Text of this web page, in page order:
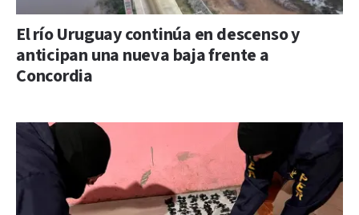
El río Uruguay continúa en descenso y
anticipan una nueva baja frente a
Concordia